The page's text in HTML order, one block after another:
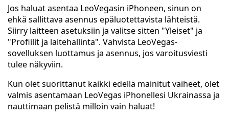
Jos haluat asentaa LeoVegasin iPhoneen, sinun on
ehkä sallittava asennus epäluotettavista lähteistä.
Siirry laitteen asetuksiin ja valitse sitten "Yleiset" ja
"Profiilit ja laitehallinta". Vahvista LeoVegas-
sovelluksen luottamus ja asennus, jos varoitusviesti
tulee näkyviin.
Kun olet suorittanut kaikki edellä mainitut vaiheet, olet
valmis asentamaan LeoVegas iPhonellesi Ukrainassa ja
nauttimaan pelistä milloin vain haluat!